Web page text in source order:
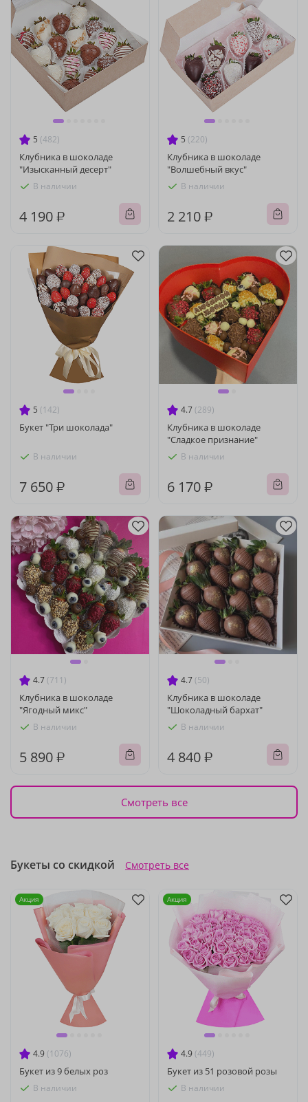
5 (482)
Клубника в шоколаде
"Изысканный десерт"
В наличии
4 190 ₽
5 (220)
Клубника в шоколаде
"Волшебный вкус"
В наличии
2 210 ₽
5 (142)
Букет "Три шоколада"
В наличии
7 650 ₽
4.7 (289)
Клубника в шоколаде
"Сладкое признание"
В наличии
6 170 ₽
4.7 (711)
Клубника в шоколаде
"Ягодный микс"
В наличии
5 890 ₽
4.7 (50)
Клубника в шоколаде
"Шоколадный бархат"
В наличии
4 840 ₽
Смотреть все
Букеты со скидкой Смотреть все
4.9 (1076)
Букет из 9 белых роз
В наличии
Акция
4.9 (449)
Букет из 51 розовой розы
В наличии
Акция